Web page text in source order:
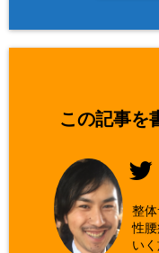
この記事を
整
性
い